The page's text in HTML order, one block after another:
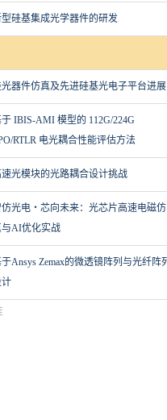
硅基集成光学器件的研发
器件仿真及先进硅基光电子平台进展
IBIS-AMI 模型的 112G/224G
RTLR 电光耦合性能评估方法
速光模块的光路耦合设计挑战
光电・芯向未来：光芯片高速电磁仿
与AI优化实战
Ansys Zemax的微透镜阵列与光纤阵